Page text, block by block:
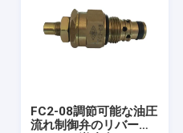
FC2-08調節可能な油圧
流れ制御弁のリバース